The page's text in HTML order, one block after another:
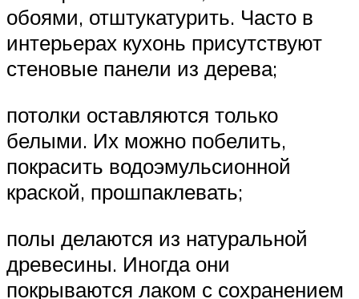
обоями, отштукатурить. Часто в
интерьерах кухонь присутствуют
стеновые панели из дерева;
потолки оставляются только
белыми. Их можно побелить,
покрасить водоэмульсионной
краской, прошпаклевать;
полы делаются из натуральной
древесины. Иногда они
покрываются лаком с сохранением